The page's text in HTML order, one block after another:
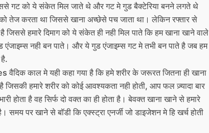
गट को ये संकेत मिल जाते थे और गट मे गुड बैक्टेरिया बनने लगते थे
तेज करता था जिससे खाना अच्छेसे पच जाता था। लेकिन रफ्तार से
जिससे हमारे दिमाग को ये संकेत ही नही मिल पाते कि हम खाना खाने वाले
एंजाइम्स नही बन पाते। और ये गुड एंजाइम्स गट मे तभी बन पाते है जब हम
काल मे यही कहा गया है कि हमे शरीर के जरूरत जितना ही खाना
हमारे शरीर को कोई आवश्यकता नही होती, आप फल ज़्यादा बार
होता है वह सिर्फ दो वक्त का ही होता है। बेवक्त खाना खाने से हमारे
समय पर खाने से बॉडी कि एक्स्ट्रा एनर्जी जो डाइजेशन मे हि खर्च होती